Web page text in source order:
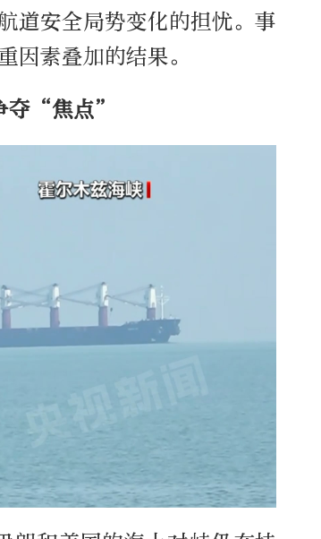
道安全局势变化的担忧。事
因素叠加的结果。
夺“焦点”